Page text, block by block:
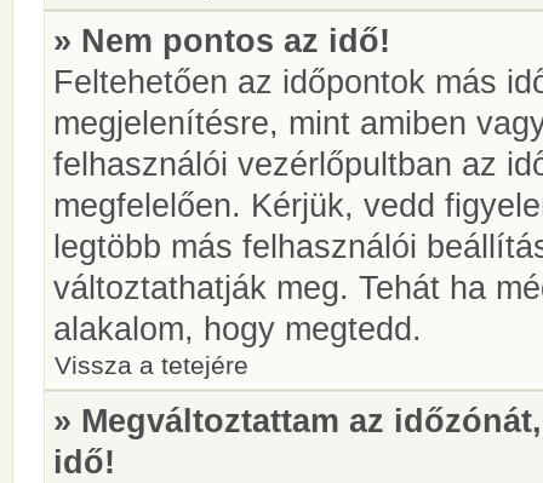
» Nem pontos az idő!
Feltehetően az időpontok más
megjelenítésre, mint amiben
felhasználói vezérlőpultban az
megfelelően. Kérjük, vedd
legtöbb más felhasználói
változtathatják meg. Tehát ha
alakalom, hogy megtedd.
Vissza a tetejére
» Megváltoztattam az
idő!